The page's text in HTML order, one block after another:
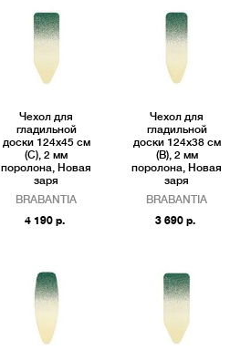
Чехол для
гладильной
доски 124x45 см
(C), 2 мм
поролона, Новая
заря
BRABANTIA
4 190 р.
Чехол для
гладильной
доски 124x38 см
(B), 2 мм
поролона, Новая
заря
BRABANTIA
3 690 р.